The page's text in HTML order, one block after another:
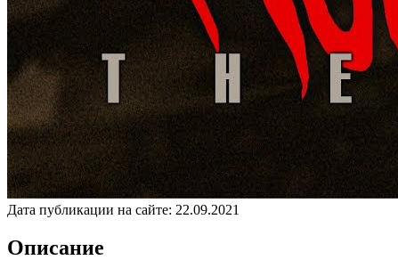
Дата публикации на сайте: 22.09.2021
Описание